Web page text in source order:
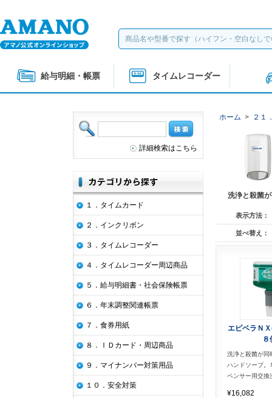
給与明細・帳票 タイムレコーダー
ホーム > ２１
洗浄と殺菌
表示方法：
並べ替え：
エピベラＮ
８
洗浄と殺菌が同
ハンドソープ。
ペンサー用交換
¥16,082
詳細検索はこちら
１．タイムカード
２．インクリボン
３．タイムレコーダー
４．タイムレコーダー周辺商品
５．給与明細書・社会保険帳票
６．年末調整関連帳票
７．食券用紙
８．ＩＤカード・周辺商品
９．マイナンバー対策用品
１０．安全対策